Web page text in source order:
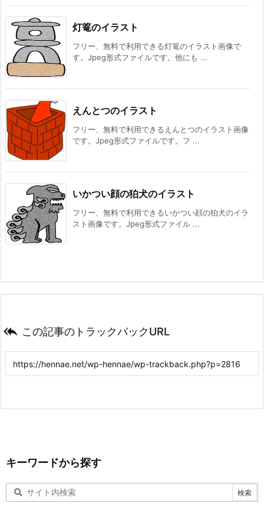
灯篭のイラスト
フリー、無料で利用できる灯篭のイラスト画像で
す。Jpeg形式ファイルです。他にも ...
えんとつのイラスト
フリー、無料で利用できるえんとつのイラスト画像
です。Jpeg形式ファイルです。フ ...
いかつい顔の狛犬のイラスト
フリー、無料で利用できるいかつい顔の狛犬のイラ
スト画像です。Jpeg形式ファイル ...
 この記事のトラックバックURL
キーワードから探す